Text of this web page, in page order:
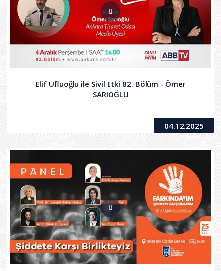
Elif Ufluoğlu ile Sivil Etki 82. Bölüm - Ömer
SARIOĞLU
04.12.2025